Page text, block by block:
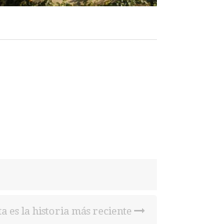
es la historia más reciente